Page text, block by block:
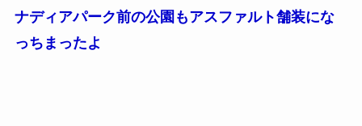
ナディアパーク前の公園もアスファルト舗装にな
っちまったよ